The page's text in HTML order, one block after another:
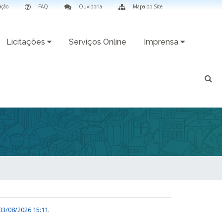
Mapa do Site
Ouvidoria
FAQ
Licitações Serviços Online Imprensa
08/2026 15:11.